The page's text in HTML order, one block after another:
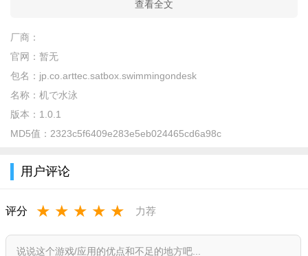
桌面游泳游戏免费汉化版介绍
桌面游泳是一款放置类休闲游戏，玩家在游戏中解锁多位运
动员，不断地训练，完成各项指标，参加大小赛事，夺得奖牌，
游戏更支持联机，当你赢得比赛的时候，系统会为你提供抽取扭
桌面游泳游戏免费汉化版亮点
继兵乓球篮球后这个系列终于疯了（误），可以在课桌上游
查看全文
厂商：
官网： 暂无
包名： jp.co.arttec.satbox.swimmingondesk
名称： 机で水泳
版本： 1.0.1
MD5值： 2323c5f6409e283e5eb024465cd6a98c
用户评论
评分 ★ ★ ★ ★ ★ 力荐